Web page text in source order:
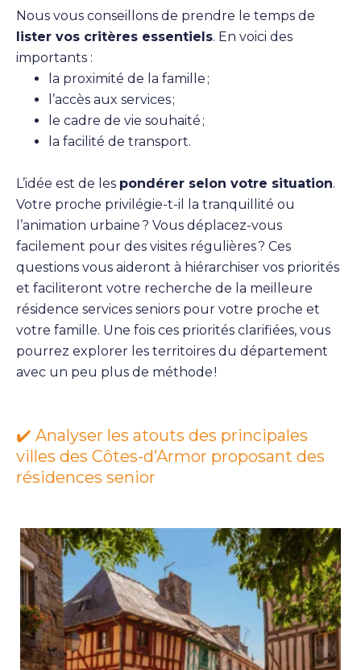
Nous vous conseillons de prendre le temps de
lister vos critères essentiels. En voici des
importants :
la proximité de la famille ;
l’accès aux services ;
le cadre de vie souhaité ;
la facilité de transport.
L’idée est de les pondérer selon votre situation.
Votre proche privilégie-t-il la tranquillité ou
l’animation urbaine ? Vous déplacez-vous
facilement pour des visites régulières ? Ces
questions vous aideront à hiérarchiser vos priorités
et faciliteront votre recherche de la meilleure
résidence services seniors pour votre proche et
votre famille. Une fois ces priorités clarifiées, vous
pourrez explorer les territoires du département
avec un peu plus de méthode !
✔️ Analyser les atouts des principales
villes des Côtes-d’Armor proposant des
résidences senior